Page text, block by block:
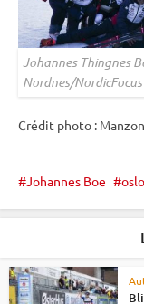
Johannes Thingnes
Nordnes/NordicFocus
Crédit photo :
Johannes Boe